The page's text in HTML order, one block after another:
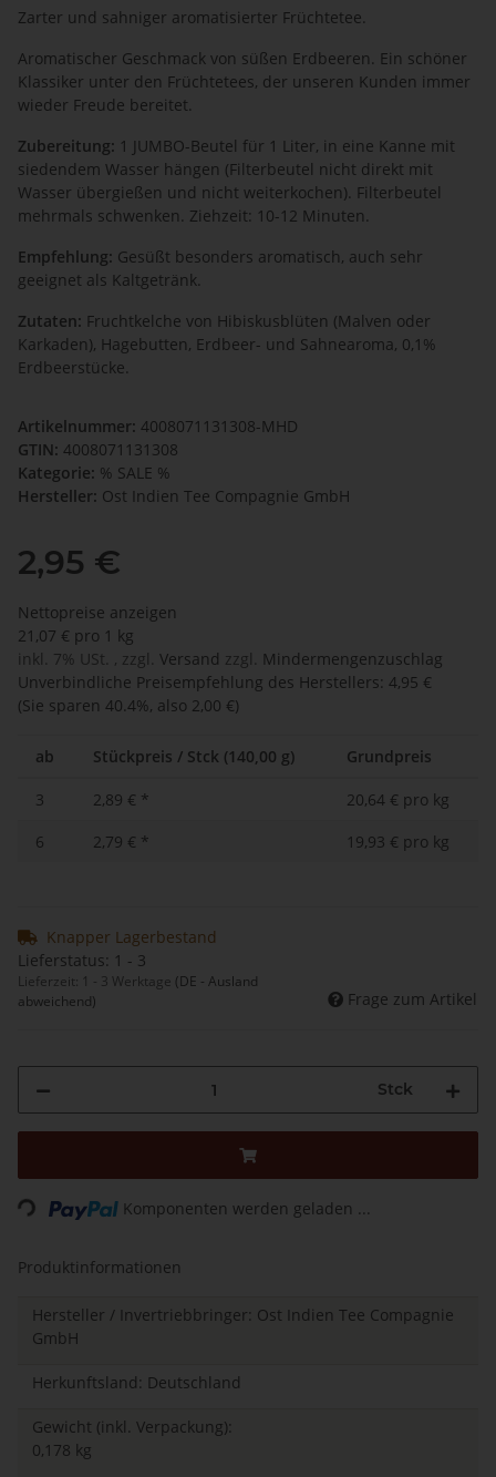
Zarter und sahniger aromatisierter Früchtetee.
Aromatischer Geschmack von süßen Erdbeeren. Ein schöner
Klassiker unter den Früchtetees, der unseren Kunden immer
wieder Freude bereitet.
Zubereitung: 1 JUMBO-Beutel für 1 Liter, in eine Kanne mit
siedendem Wasser hängen (Filterbeutel nicht direkt mit
Wasser übergießen und nicht weiterkochen). Filterbeutel
mehrmals schwenken. Ziehzeit: 10-12 Minuten.
Empfehlung: Gesüßt besonders aromatisch, auch sehr
geeignet als Kaltgetränk.
Zutaten: Fruchtkelche von Hibiskusblüten (Malven oder
Karkaden), Hagebutten, Erdbeer- und Sahnearoma, 0,1%
Erdbeerstücke.
Artikelnummer: 4008071131308-MHD
GTIN: 4008071131308
Kategorie: % SALE %
Hersteller: Ost Indien Tee Compagnie GmbH
2,95 €
Nettopreise anzeigen
21,07 € pro 1 kg
inkl. 7% USt. , zzgl. Versand zzgl.
Mindermengenzuschlag
Unverbindliche Preisempfehlung des Herstellers: 4,95 €
(Sie sparen 40.4%, also 2,00 €)
ab Stückpreis / Stck (140,00 g) Grundpreis
3 2,89 € *
20,64 € pro kg
6
2,79 € * 19,93 € pro kg
Knapper Lagerbestand
Lieferstatus: 1 - 3
Lieferzeit: 1 - 3 Werktage (DE - Ausland
abweichend)
Frage zum Artikel
Stck
Loading... Komponenten werden geladen ...
Produktinformationen
Hersteller / Invertriebbringer: Ost Indien Tee Compagnie
GmbH
Herkunftsland: Deutschland
Gewicht (inkl. Verpackung):
0,178 kg